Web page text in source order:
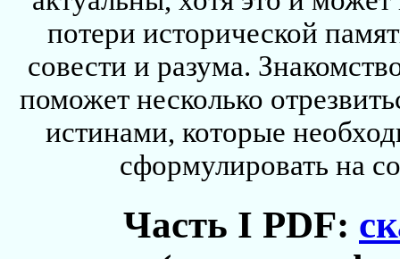
потери исторической
совести и разума.
поможет несколько
истинами, которые
сформулировать на
Часть I PDF: